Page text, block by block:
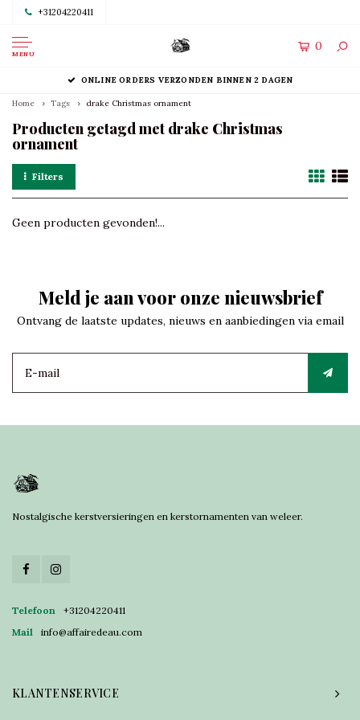
+31204220411
MENU
0
ONLINE ORDERS VERZONDEN BINNEN 2 DAGEN
Home Tags drake Christmas ornament
Producten getagd met drake Christmas
ornament
Filters
Geen producten gevonden!...
Meld je aan voor onze nieuwsbrief
Ontvang de laatste updates, nieuws en aanbiedingen via email
Nostalgische kerstversieringen en kerstornamenten van weleer.
Telefoon
+31204220411
Mail
info@affairedeau.com
KLANTENSERVICE